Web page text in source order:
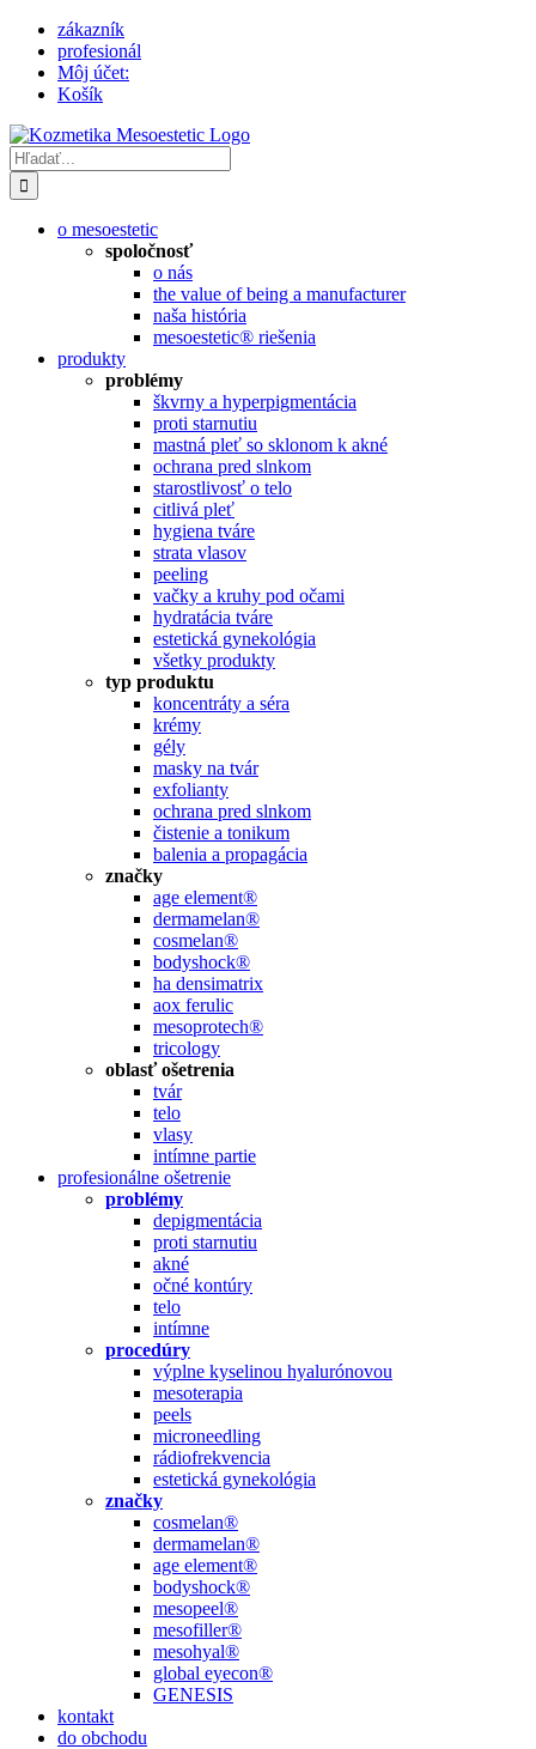
Skip
content
zákazník
profesionál
Môj účet:
Košík
Hľadať:
o mesoestetic
spoločnosť
o nás
the value of being a manufacturer
naša história
mesoestetic® riešenia
produkty
problémy
škvrny a hyperpigmentácia
proti starnutiu
mastná pleť so sklonom k ​​akné
ochrana pred slnkom
starostlivosť o telo
citlivá pleť
hygiena tváre
strata vlasov
peeling
vačky a kruhy pod očami
hydratácia tváre
estetická gynekológia
všetky produkty
typ produktu
koncentráty a séra
krémy
gély
masky na tvár
exfolianty
ochrana pred slnkom
čistenie a tonikum
balenia a propagácia
značky
age element®
dermamelan®
cosmelan®
bodyshock®
ha densimatrix
aox ferulic
mesoprotech®
tricology
oblasť ošetrenia
tvár
telo
vlasy
intímne partie
profesionálne ošetrenie
problémy
depigmentácia
proti starnutiu
akné
očné kontúry
telo
intímne
procedúry
výplne kyselinou hyalurónovou
mesoterapia
peels
microneedling
rádiofrekvencia
estetická gynekológia
značky
cosmelan®
dermamelan®
age element®
bodyshock®
mesopeel®
mesofiller®
mesohyal®
global eyecon®
GENESIS
kontakt
do obchodu